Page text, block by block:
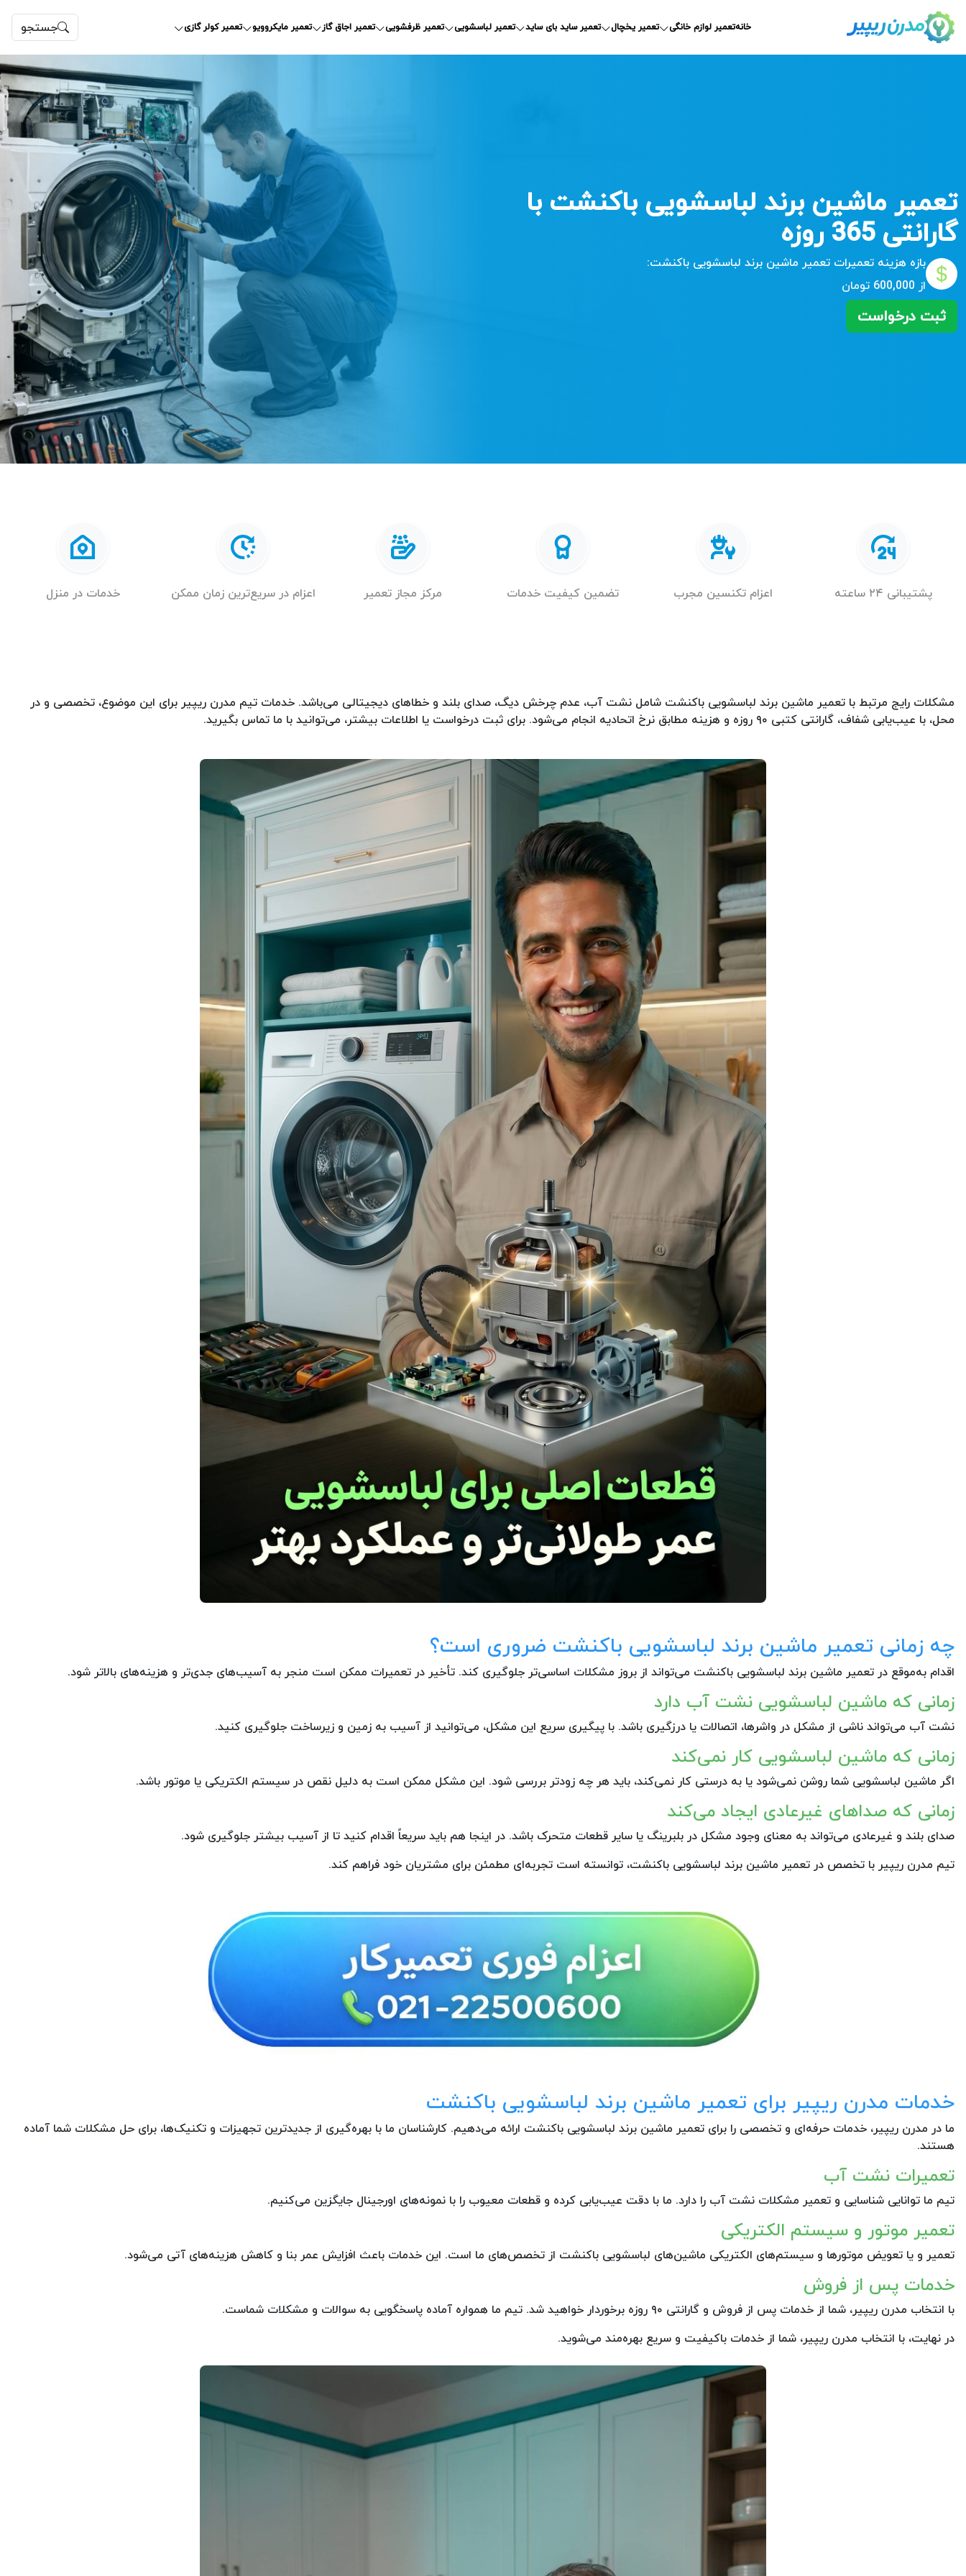
خانهتعمیر لوازم خانگی تعمیر یخچال تعمیر ساید بای ساید تعمیر لباسشویی تعمیر ظرفشویی تعمیر اجاق گاز تعمیر مایکروویو تعمیر کولر گازی جستجو
تعمیر ماشین برند لباسشویی باکنشت با
گارانتی 365 روزه
بازه هزینه تعمیرات تعمیر ماشین برند لباسشویی باکنشت:
از 600,000 تومان
ثبت درخواست
پشتیبانی ۲۴ ساعته اعزام تکنسین مجرب تضمین کیفیت خدمات مرکز مجاز تعمیر اعزام در سریع‌ترین زمان ممکن خدمات در منزل
مشکلات رایج مرتبط با تعمیر ماشین برند لباسشویی باکنشت شامل نشت آب، عدم چرخش دیگ، صدای بلند و خطاهای دیجیتالی می‌باشد. خدمات تیم مدرن ریپیر برای این موضوع، تخصصی و در
محل، با عیب‌یابی شفاف، گارانتی کتبی ۹۰ روزه و هزینه مطابق نرخ اتحادیه انجام می‌شود. برای ثبت درخواست یا اطلاعات بیشتر، می‌توانید با ما تماس بگیرید.
چه زمانی تعمیر ماشین برند لباسشویی باکنشت ضروری است؟
اقدام به‌موقع در تعمیر ماشین برند لباسشویی باکنشت می‌تواند از بروز مشکلات اساسی‌تر جلوگیری کند. تأخیر در تعمیرات ممکن است منجر به آسیب‌های جدی‌تر و هزینه‌های بالاتر شود.
زمانی که ماشین لباسشویی نشت آب دارد
نشت آب می‌تواند ناشی از مشکل در واشرها، اتصالات یا درزگیری باشد. با پیگیری سریع این مشکل، می‌توانید از آسیب به زمین و زیرساخت جلوگیری کنید.
زمانی که ماشین لباسشویی کار نمی‌کند
اگر ماشین لباسشویی شما روشن نمی‌شود یا به درستی کار نمی‌کند، باید هر چه زودتر بررسی شود. این مشکل ممکن است به دلیل نقص در سیستم الکتریکی یا موتور باشد.
زمانی که صداهای غیرعادی ایجاد می‌کند
صدای بلند و غیرعادی می‌تواند به معنای وجود مشکل در بلبرینگ یا سایر قطعات متحرک باشد. در اینجا هم باید سریعاً اقدام کنید تا از آسیب بیشتر جلوگیری شود.
تیم مدرن ریپیر با تخصص در تعمیر ماشین برند لباسشویی باکنشت، توانسته است تجربه‌ای مطمئن برای مشتریان خود فراهم کند.
خدمات مدرن ریپیر برای تعمیر ماشین برند لباسشویی باکنشت
ما در مدرن ریپیر، خدمات حرفه‌ای و تخصصی را برای تعمیر ماشین برند لباسشویی باکنشت ارائه می‌دهیم. کارشناسان ما با بهره‌گیری از جدیدترین تجهیزات و تکنیک‌ها، برای حل مشکلات شما آماده
هستند.
تعمیرات نشت آب
تیم ما توانایی شناسایی و تعمیر مشکلات نشت آب را دارد. ما با دقت عیب‌یابی کرده و قطعات معیوب را با نمونه‌های اورجینال جایگزین می‌کنیم.
تعمیر موتور و سیستم الکتریکی
تعمیر و یا تعویض موتورها و سیستم‌های الکتریکی ماشین‌های لباسشویی باکنشت از تخصص‌های ما است. این خدمات باعث افزایش عمر بنا و کاهش هزینه‌های آتی می‌شود.
خدمات پس از فروش
با انتخاب مدرن ریپیر، شما از خدمات پس از فروش و گارانتی ۹۰ روزه برخوردار خواهید شد. تیم ما همواره آماده پاسخگویی به سوالات و مشکلات شماست.
در نهایت، با انتخاب مدرن ریپیر، شما از خدمات باکیفیت و سریع بهره‌مند می‌شوید.